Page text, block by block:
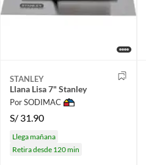
STANLEY
Llana Lisa 7" Stanley
Por SODIMAC
S/ 31.90
Llega mañana
Retira desde 120 min